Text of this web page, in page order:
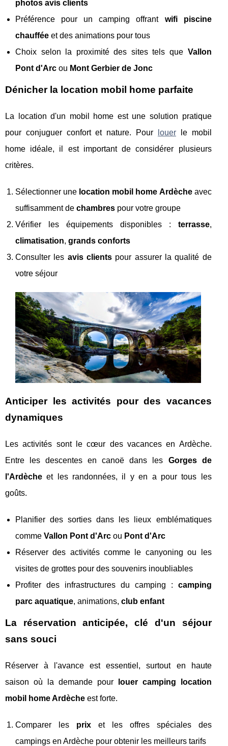
photos avis clients
Préférence pour un camping offrant wifi piscine
chauffée et des animations pour tous
Choix selon la proximité des sites tels que Vallon
Pont d'Arc ou Mont Gerbier de Jonc
Dénicher la location mobil home parfaite
La location d'un mobil home est une solution pratique
pour conjuguer confort et nature. Pour
louerle mobil
home idéale, il est important de considérer plusieurs
critères.
Sélectionner une location mobil home Ardècheavec
suffisamment de chambres pour votre groupe
Vérifier les équipements disponibles : terrasse,
climatisation, grands conforts
Consulter les avis clientspour assurer la qualité de
votre séjour
Anticiper les activités pour des vacances
dynamiques
Les activités sont le cœur des vacances en Ardèche.
Entre les descentes en canoë dans les Gorges de
l'Ardèche et les randonnées, il y en a pour tous les
goûts.
Planifier des sorties dans les lieux emblématiques
comme Vallon Pont d'Arc ou Pont d'Arc
Réserver des activités comme le canyoning ou les
visites de grottes pour des souvenirs inoubliables
Profiter des infrastructures du camping : camping
parc aquatique, animations, club enfant
La réservation anticipée, clé d'un séjour
sans souci
Réserver à l'avance est essentiel, surtout en haute
saison où la demande pour
louer camping location
mobil home Ardèche est forte.
Comparer les prixet les offres spéciales des
campings en Ardèche pour obtenir les meilleurs tarifs